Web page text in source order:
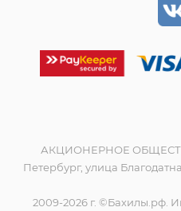
АКЦИОНЕРНОЕ
Петербург, улица
2009-2026 г. ©Бахилы.рф.